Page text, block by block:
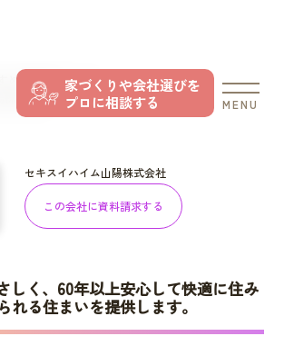
MENU
家づくりや会社選びを
プロに相談する
めの住宅メーカー
株式会社
セキスイハイム山陽株式会社
この会社に資料請求する
しく、60年以上安心して快適に住み
れる住まいを提供します。